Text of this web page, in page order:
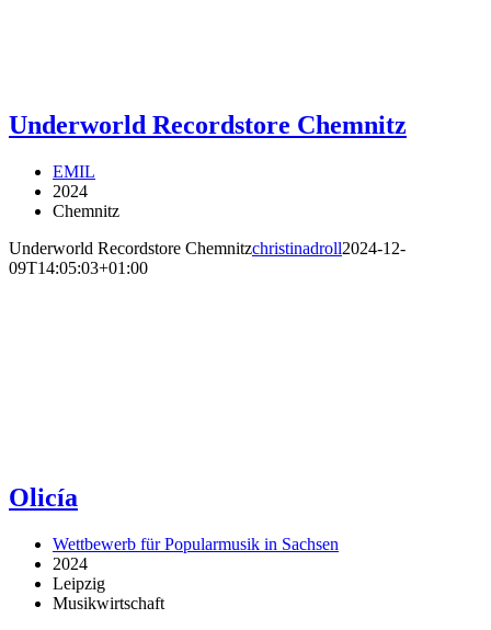
Underworld Recordstore Chemnitz
EMIL
2024
Chemnitz
Underworld Recordstore Chemnitzchristinadroll2024-12-
09T14:05:03+01:00
Olicía
Wettbewerb für Popularmusik in Sachsen
2024
Leipzig
Musikwirtschaft